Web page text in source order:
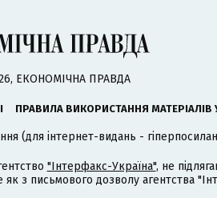
ЕКОНОМІЧНА ПРАВДА
ПРАВИЛА ВИКОРИСТАННЯ МАТЕРІАЛІВ
(для інтернет-видань -
"Інтерфакс-Україна", не
з письмового дозволу агентства